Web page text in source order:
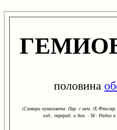
половина
(Словарь нумизмата: Пер. с нем. /
изд., перераб. и доп. - М.: Радио и